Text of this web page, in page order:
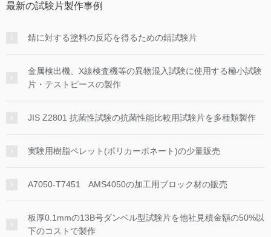
最新の試験片製作事例
錆に対する塗料の反応を得るための錆試験片
金属検出機、X線検査機等の異物混入試験に使用する極小試験
片・テストピースの製作
JIS Z2801 抗菌性試験の抗菌性能比較用試験片を多種類製作
実験用樹脂ペレット(ポリカーボネート)の少量販売
A7050-T7451 AMS4050の加工用ブロック材の販売
板厚0.1mmの13B号ダンベル型試験片を他社見積金額の50%以
下のコストで製作